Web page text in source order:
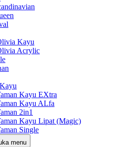
Kayu
Acrylic
Kayu EXtra
Kayu ALfa
2in1
Kayu Lipat (Magic)
Single
menu